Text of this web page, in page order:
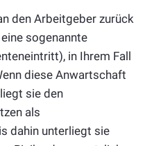
den Arbeitgeber zurück
sogenannte
in Ihrem Fall
diese Anwartschaft
sie den
als
dahin unterliegt sie